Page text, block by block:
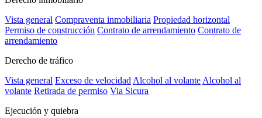
Vista general Compraventa inmobiliaria Propiedad horizontal
Permiso de construcción Contrato de arrendamiento Contrato de
arrendamiento
Derecho de tráfico
Vista general Exceso de velocidad Alcohol al volante Alcohol al
volante Retirada de permiso Via Sicura
Ejecución y quiebra